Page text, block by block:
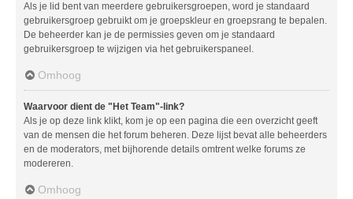
Als je lid bent van meerdere gebruikersgroepen, word je standaard
gebruikersgroep gebruikt om je groepskleur en groepsrang te bepalen.
De beheerder kan je de permissies geven om je standaard
gebruikersgroep te wijzigen via het gebruikerspaneel.
Omhoog
Waarvoor dient de "Het Team"-link?
Als je op deze link klikt, kom je op een pagina die een overzicht geeft
van de mensen die het forum beheren. Deze lijst bevat alle beheerders
en de moderators, met bijhorende details omtrent welke forums ze
modereren.
Omhoog